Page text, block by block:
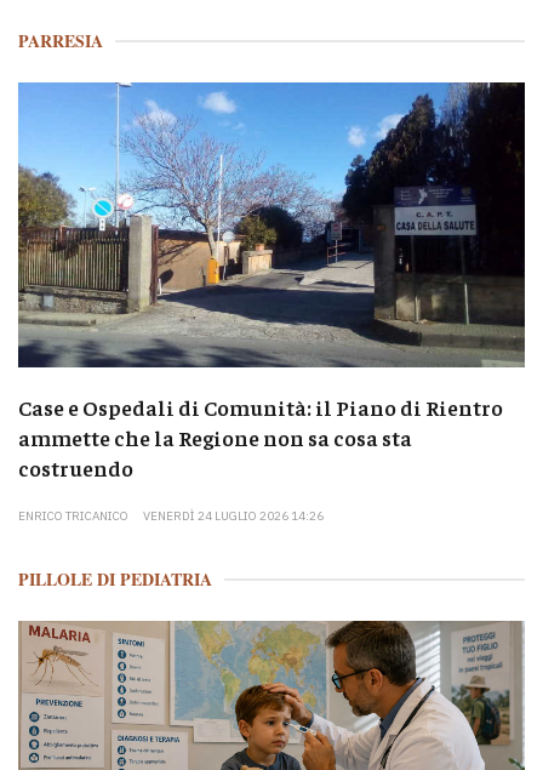
PARRESIA
Case e Ospedali di Comunità: il Piano di Rientro
ammette che la Regione non sa cosa sta
costruendo
ENRICO TRICANICO VENERDÌ 24 LUGLIO 2026 14:26
PILLOLE DI PEDIATRIA